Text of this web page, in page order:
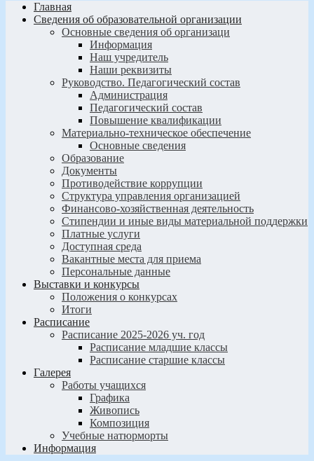
Главная
Сведения об образовательной организации
Основные сведения об организаци
Информация
Наш учредитель
Наши реквизиты
Руководство. Педагогический состав
Администрация
Педагогический состав
Повышение квалификации
Материально-техническое обеспечение
Основные сведения
Образование
Документы
Противодействие коррупции
Структура управления организацией
Финансово-хозяйственная деятельность
Стипендии и иные виды материальной поддержки
Платные услуги
Доступная среда
Вакантные места для приема
Персональные данные
Выставки и конкурсы
Положения о конкурсах
Итоги
Расписание
Расписание 2025-2026 уч. год
Расписание младшие классы
Расписание старшие классы
Галерея
Работы учащихся
Графика
Живопись
Композиция
Учебные натюрморты
Информация